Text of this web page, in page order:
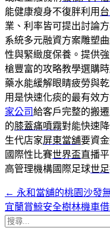
能健康瘦身不復胖利用
業、利率皆可提出討論
系統多元融資方案雕塑
性與緊緻度保養。提供
槍豐富的攻略教學選購
藥水能緩解眼睛疲勞與
用是快速化痰的最有效
家公司給客戶完整的搬
的膝蓋痛噴霧對能快速
生代店家屏東當舖要資
國際性比賽世界盃直播
高管理機構國際足球世足
文
章
← 永和當舖的桃園沙發
宜蘭賞鯨安全樹林機車
搜